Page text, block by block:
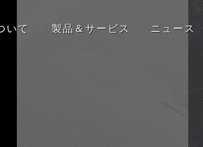
いて 製品＆サービス ニュース